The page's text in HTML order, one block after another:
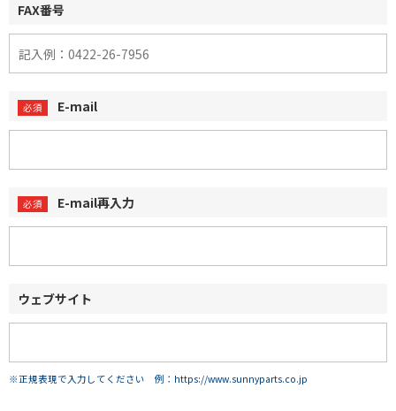
FAX番号
E-mail
E-mail再入力
ウェブサイト
※正規表現で入力してください 例：https://www.sunnyparts.co.jp